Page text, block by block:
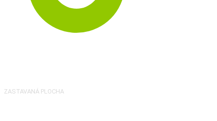
ZASTAVANÁ PLOCHA